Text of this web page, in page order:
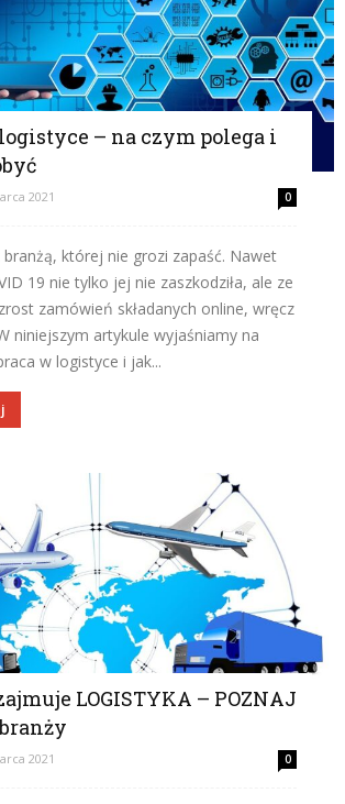
– na czym polega i
2021 0
której nie grozi zapaść. Nawet
19 nie tylko jej nie zaszkodziła, ale ze
zamówień składanych online, wręcz
niniejszym artykule wyjaśniamy na
w logistyce i jak...
LOGISTYKA – POZNAJ
2021 0